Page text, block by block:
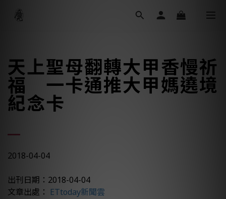
天上聖母翻轉大甲香慢祈
福 一卡通推大甲媽遶境
紀念卡
2018-04-04
出刊日期：2018-04-04
文章出處： ETtoday新聞雲